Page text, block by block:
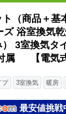
ト（商品＋
ズ 浴室換気
） 3室換気
属 【電気
プ 3室換気 暖房
最安値挑戦